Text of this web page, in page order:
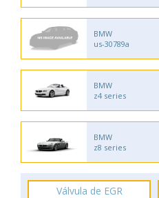
BMW
us-30789a
BMW
z4 series
BMW
z8 series
Válvula de EGR